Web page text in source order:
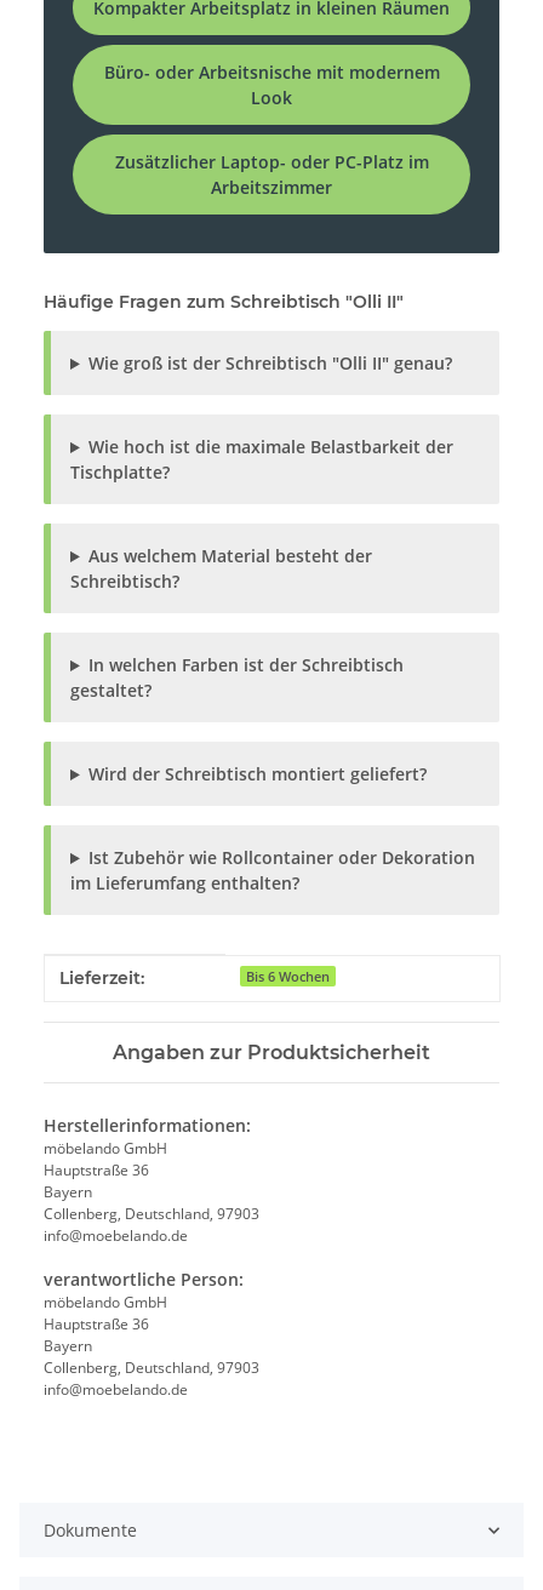
Kompakter Arbeitsplatz in kleinen Räumen
Büro- oder Arbeitsnische mit modernem
Look
Zusätzlicher Laptop- oder PC-Platz im
Arbeitszimmer
Häufige Fragen zum Schreibtisch "Olli II"
Wie groß ist der Schreibtisch "Olli II" genau?
Wie hoch ist die maximale Belastbarkeit der
Tischplatte?
Aus welchem Material besteht der
Schreibtisch?
In welchen Farben ist der Schreibtisch
gestaltet?
Wird der Schreibtisch montiert geliefert?
Ist Zubehör wie Rollcontainer oder Dekoration
im Lieferumfang enthalten?
Produkteigenschaft
Wert
Lieferzeit: Bis 6 Wochen
Angaben zur Produktsicherheit
Herstellerinformationen:
möbelando GmbH
Hauptstraße 36
Bayern
Collenberg, Deutschland, 97903
info@moebelando.de
verantwortliche Person:
möbelando GmbH
Hauptstraße 36
Bayern
Collenberg, Deutschland, 97903
info@moebelando.de
Dokumente